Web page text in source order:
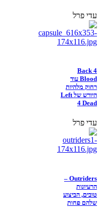
עדי פרל
Back 4
Blood עוד
רחוק מלהיות
היורש של Left
4 Dead
עדי פרל
Outriders –
הרעיונות
טובים, הביצוע
שלהם פחות